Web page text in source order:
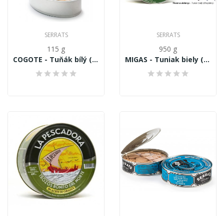
SERRATS
115 g
COGOTE - Tuňák bílý (dlouhoploutvý), Thunnus...
SERRATS
950 g
MIGAS - Tuniak biely (dlhoplutvý) Thunnus...